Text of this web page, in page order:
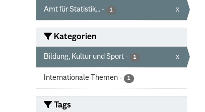
Amt für Statistik... - 1 x
Kategorien
Bildung, Kultur und Sport - 1 x
Internationale Themen - 1
Tags